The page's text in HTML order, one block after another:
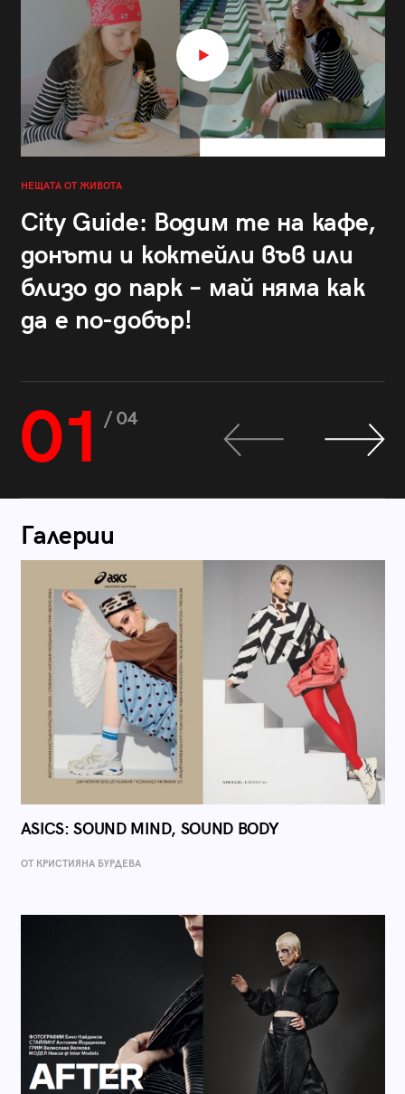
НЕЩАТА ОТ ЖИВОТА
City Guide: Водим те на кафе,
донъти и коктейли във или
близо до парк – май няма как
да е по-добър!
01 / 04
Галерии
ASICS: SOUND MIND, SOUND BODY
ОТ КРИСТИЯНА БУРДЕВА